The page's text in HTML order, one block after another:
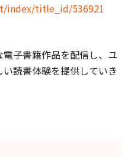
index/title_id/536921
子書籍作品を配信し、ユ
読書体験を提供していき